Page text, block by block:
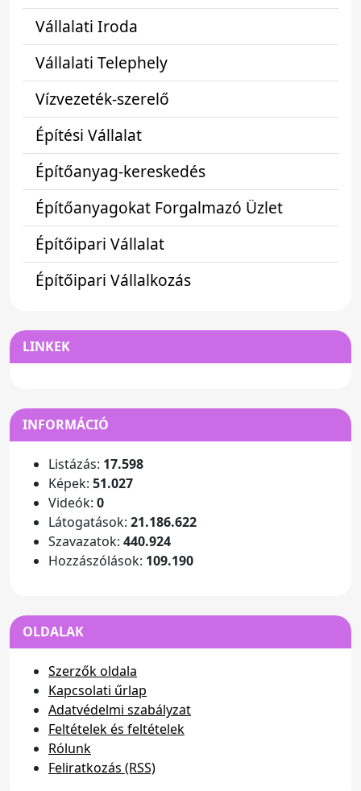
Vállalati Iroda
Vállalati Telephely
Vízvezeték-szerelő
Építési Vállalat
Építőanyag-kereskedés
Építőanyagokat Forgalmazó Üzlet
Építőipari Vállalat
Építőipari Vállalkozás
LINKEK
INFORMÁCIÓ
Listázás: 17.598
Képek: 51.027
Videók: 0
Látogatások: 21.186.622
Szavazatok: 440.924
Hozzászólások: 109.190
OLDALAK
Szerzők oldala
Kapcsolati űrlap
Adatvédelmi szabályzat
Feltételek és feltételek
Rólunk
Feliratkozás (RSS)